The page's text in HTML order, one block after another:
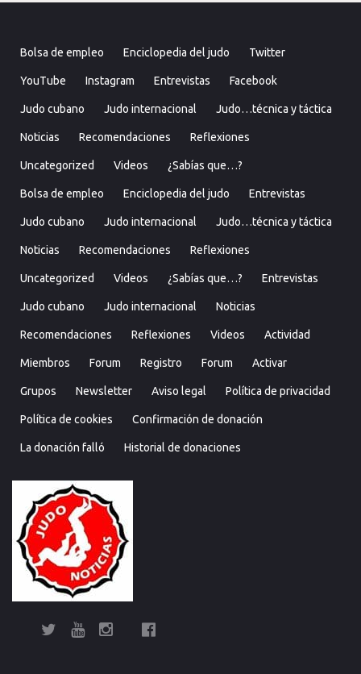
Bolsa de empleo Enciclopedia del judo Twitter
YouTube Instagram Entrevistas Facebook
Judo cubano Judo internacional Judo…técnica y táctica
Noticias Recomendaciones Reflexiones
Uncategorized Videos ¿Sabías que…?
Bolsa de empleo Enciclopedia del judo Entrevistas
Judo cubano Judo internacional Judo…técnica y táctica
Noticias Recomendaciones Reflexiones
Uncategorized Videos ¿Sabías que…? Entrevistas
Judo cubano Judo internacional Noticias
Recomendaciones Reflexiones Videos Actividad
Miembros Forum Registro Forum Activar
Grupos Newsletter Aviso legal Política de privacidad
Política de cookies Confirmación de donación
La donación falló Historial de donaciones
Enciclopedia
TwitterYouTubeInstagramEntrevistas
Facebook